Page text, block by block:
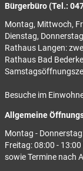
Bürgerbüro (Tel.:
Montag, Mittwoch,
Dienstag,
Rathaus Langen:
Rathaus Bad
Besuche im
Allgemeine
Montag -
Freitag: 08:00 - 13:00
sowie Termine nach